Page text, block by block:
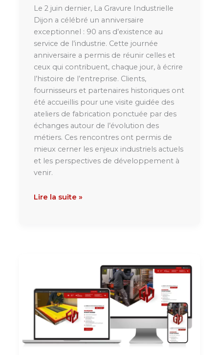
Le 2 juin dernier, La Gravure Industrielle
Dijon a célébré un anniversaire
exceptionnel : 90 ans d’existence au
service de l’industrie. Cette journée
anniversaire a permis de réunir celles et
ceux qui contribuent, chaque jour, à écrire
l’histoire de l’entreprise. Clients,
fournisseurs et partenaires historiques ont
été accueillis pour une visite guidée des
ateliers de fabrication ponctuée par des
échanges autour de l’évolution des
métiers. Ces rencontres ont permis de
mieux cerner les enjeux industriels actuels
et les perspectives de développement à
venir.
Lire la suite »
Dijon
se
réinvente